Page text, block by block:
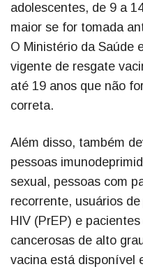
adolescentes, de 9 a
maior se for tomada
O Ministério da Saúde
vigente de resgate
até 19 anos que não
correta.
Além disso, também
pessoas
sexual, pessoas com
recorrente, usuários
HIV (PrEP) e
cancerosas de alto
vacina está disponível